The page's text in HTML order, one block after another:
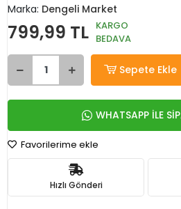
Marka: Dengeli Market
799,99 TL KARGO
BEDAVA
Sepete Ekle
WHATSAPP İLE
Favorilerime ekle
Hızlı Gönderi